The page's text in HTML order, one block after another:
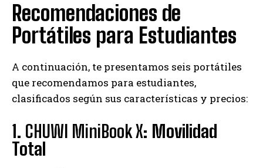
Recomendaciones de
Portátiles para Estudiantes
A continuación, te presentamos seis portátiles
que recomendamos para estudiantes,
clasificados según sus características y precios:
1. CHUWI MiniBook X: Movilidad
Total